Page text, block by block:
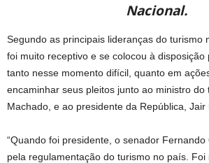
Nacional.
Segundo as principais lideranças do turismo
foi muito receptivo e se colocou à disposição
tanto nesse momento difícil, quanto em
encaminhar seus pleitos junto ao ministro do
Machado, e ao presidente da República, Jair
“Quando foi presidente, o senador
pela regulamentação do turismo no país.